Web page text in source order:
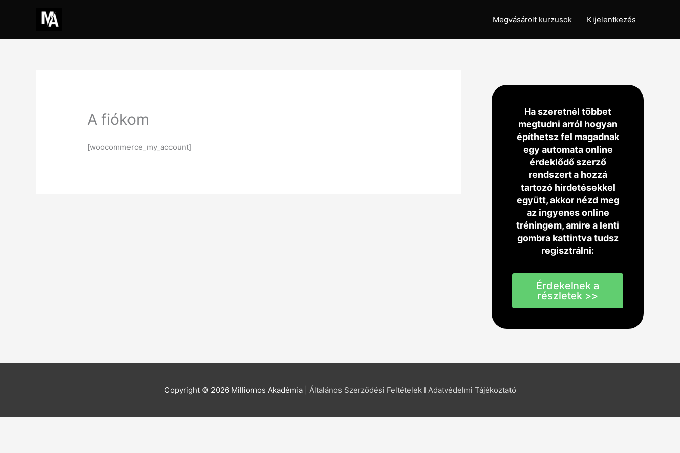
Megvásárolt kurzusok Kijelentkezés
A fiókom
[woocommerce_my_account]
Ha szeretnél többet
megtudni arról hogyan
építhetsz fel magadnak
egy automata online
érdeklődő szerző
rendszert a hozzá
tartozó hirdetésekkel
együtt, akkor nézd meg
az ingyenes online
tréningem, amire a lenti
gombra kattintva tudsz
regisztrálni:
Érdekelnek a
részletek >>
Copyright © 2026 Milliomos Akadémia| Általános Szerződési FeltételekI Adatvédelmi Tájékoztató